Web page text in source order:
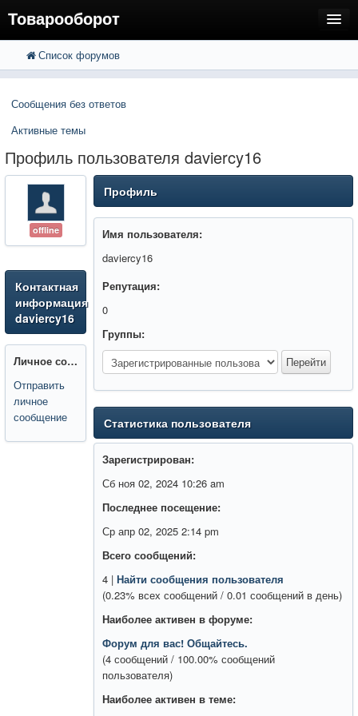
Товарооборот
FAQ
Вход
Расширенный поиск
Список форумов
Сообщения без ответов
Активные темы
Профиль пользователя daviercy16
offline
Контактная
информация
daviercy16
Личное сообщение:
Отправить
личное
сообщение
Профиль
Имя пользователя:
daviercy16
Репутация:
0
Группы:
Статистика пользователя
Зарегистрирован:
Сб ноя 02, 2024 10:26 am
Последнее посещение:
Ср апр 02, 2025 2:14 pm
Всего сообщений:
4 |Найти сообщения пользователя
(0.23% всех сообщений / 0.01 сообщений в день)
Наиболее активен в форуме:
Форум для вас! Общайтесь.
(4 сообщений / 100.00% сообщений
пользователя)
Наиболее активен в теме: